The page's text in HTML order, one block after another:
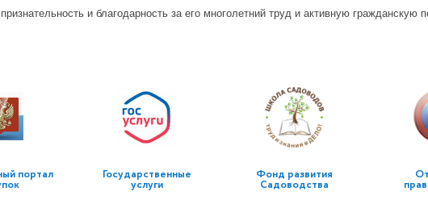
и благодарность за его многолетний труд и активную гражданскую
портал Государственные
услуги
Фонд развития
Садоводства